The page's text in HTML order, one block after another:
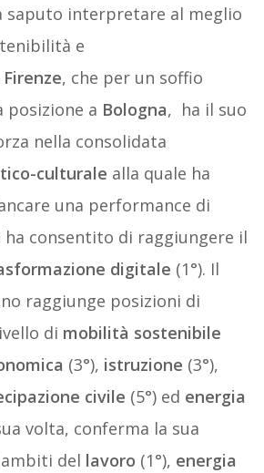
saputo interpretare al meglio
e
Firenze, che per un soffio
posizione a Bologna, ha il suo
nella consolidata
culturale alla quale ha
una performance di
ha consentito di raggiungere il
digitale (1°). Il
raggiunge posizioni di
di mobilità sostenibile
(3°), istruzione (3°),
civile (5°) ed energia
volta, conferma la sua
del lavoro (1°), energia